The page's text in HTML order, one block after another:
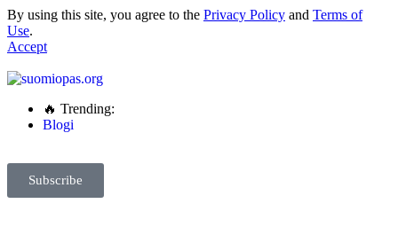
By using this site, you agree to the Privacy Policy and Terms of
Use.
Accept
🔥 Trending:
Blogi
Subscribe